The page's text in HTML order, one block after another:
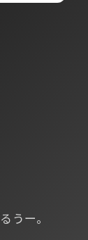
うー｡